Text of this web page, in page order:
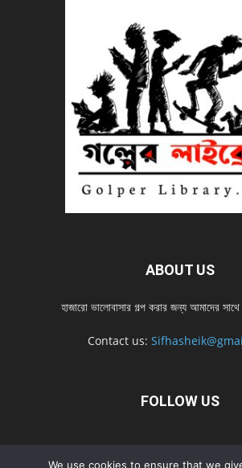
ABOUT US
হাজারো ভালোবাসার গল্প করার জন্য আমাদের
Contact us:
FOLLOW US
Home Contact us Privacy Policy শ্রেনী
We use cookies to ensure that we